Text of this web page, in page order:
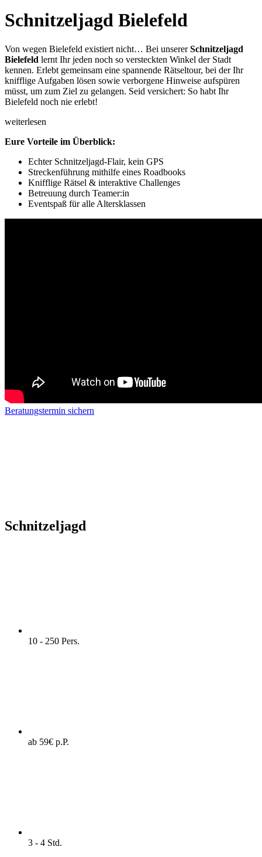
Schnitzeljagd Bielefeld
Von wegen Bielefeld existiert nicht… Bei unsererSchnitzeljagd
Bielefeld lernt Ihr jeden noch so versteckten Winkel der Stadt
kennen. Erlebt gemeinsam eine spannende Rätseltour, bei der Ihr
knifflige Aufgaben lösen sowie verborgene Hinweise aufspüren
müsst, um zum Ziel zu gelangen. Seid versichert: So habt Ihr
Bielefeld noch nie erlebt!
weiterlesen
Eure Vorteile im Überblick:
Echter Schnitzeljagd-Flair, kein GPS
Streckenführung mithilfe eines Roadbooks
Knifflige Rätsel & interaktive Challenges
Betreuung durch Teamer:in
Eventspaß für alle Altersklassen
Beratungstermin sichern
Schnitzeljagd
10 - 250 Pers.
ab 59€ p.P.
3 - 4 Std.